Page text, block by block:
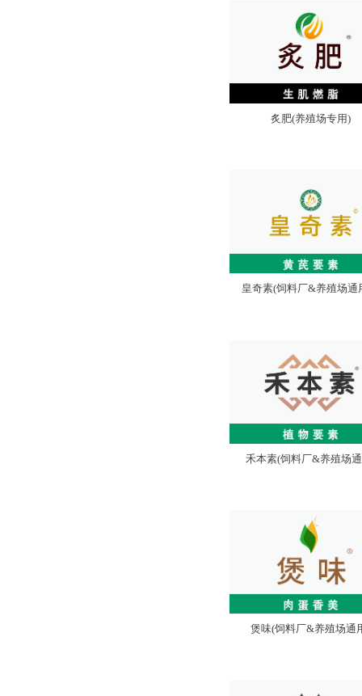
炙肥(养殖场专用)
皇奇素(饲料厂&养殖场通
禾本素(饲料厂&养殖场
煲味(饲料厂&养殖场通